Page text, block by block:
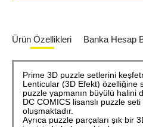
Ürün Özellikleri Banka Hesap
Prime 3D puzzle setlerini
Lenticular (3D Efekt) özelliğine
puzzle yapmanın büyülü halini
DC COMICS lisanslı puzzle
oluşmaktadır.
Ayrıca puzzle parçaları şık bir